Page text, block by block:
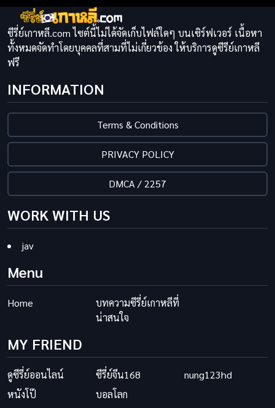
ซีรี่ย์เกาหลี.com ไซต์นี้ไม่ได้จัดเก็บไฟล์ใดๆ บนเซิร์ฟเวอร์ เนื้อหา
ทั้งหมดจัดทำโดยบุคคลที่สามที่ไม่เกี่ยวข้อง ให้บริการดูซีรีย์เกาหลี
ฟรี
INFORMATION
Terms & Conditions
PRIVACY POLICY
DMCA / 2257
WORK WITH US
jav
Menu
Home
บทความซีรี่ย์เกาหลีที่
น่าสนใจ
MY FRIEND
ดูซีรี่ย์ออนไลน์ ซีรี่ย์จีน168
nung123hd
หนังโป๊
บอลโลก